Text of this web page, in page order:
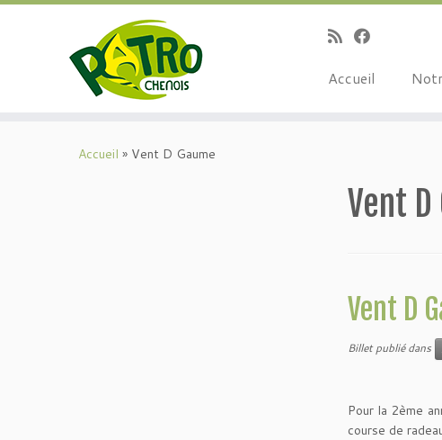
Passer
Accueil
Accueil » Vent D Gaume
Vent D
Vent D
Billet publié dans
Pour la 2ème
course de